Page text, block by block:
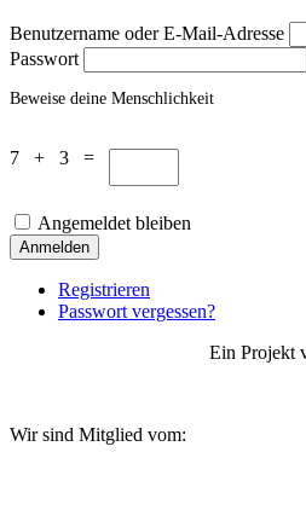
Benutzername oder E-Mail-Adresse
Passwort
Beweise deine Menschlichkeit
7 + 3 =
Angemeldet bleiben
Anmelden
Registrieren
Passwort vergessen?
Ein Projekt
Wir sind Mitglied vom: